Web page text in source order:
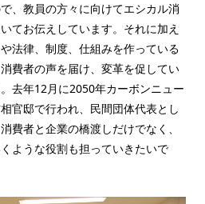
、教員の方々に向けてエシカル消
てお伝えしています。それに加え
法律、制度、仕組みを作っている
費者の声を届け、変革を促してい
去年12月に2050年カーボンニュー
官邸で行われ、民間団体代表とし
費者と企業の橋渡しだけでなく、
ような役割も担っていきたいで